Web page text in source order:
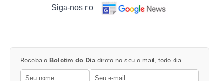
Siga-nos no
Receba o Boletim do Dia direto no seu e-mail, todo dia.